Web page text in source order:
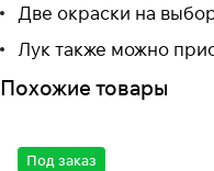
Две окраски на
Лук также можно
Похожие товары
Под заказ